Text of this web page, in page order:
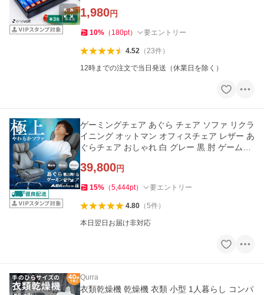
1,980円
10% （ 180pt） 要エントリー
4.52（23件）
12時までの注文で当日発送（休業日を除く）
ゲーミングチェア あぐら チェア ソファ リクラ
イニング オットマン オフィスチェア レザー あ
ぐらチェア おしゃれ 白 グレー 黒 肘 ゲームチ
39,800円
15% （5,444pt） 要エントリー
4.80（5件）
本日翌日お届け非対応
Qurra
衣類乾燥機 乾燥機 衣類 小型 1人暮らし コンパ